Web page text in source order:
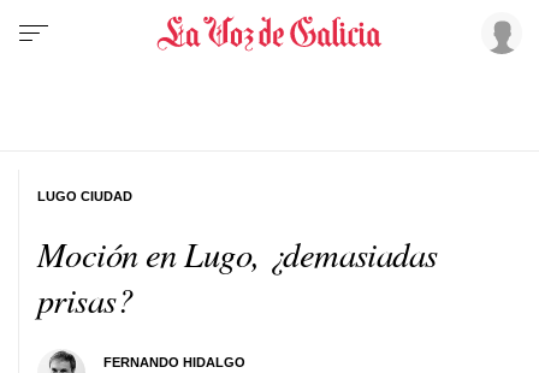
Moción en Lugo, ¿demasiadas
prisas?
FERNANDO HIDALGO
LUGO CIUDAD